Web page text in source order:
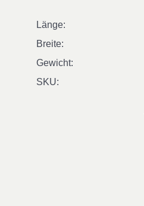
Länge:
Breite:
Gewicht:
SKU: